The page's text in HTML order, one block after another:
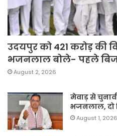
उदयपुर को 421 करोड़ की
भजनलाल बोले- पहले
August 2, 2026
मेवाड़ से
भजनलाल, दो
August 1, 2026